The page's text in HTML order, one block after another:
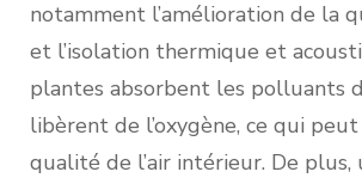
notamment l’amélioration de la
et l’isolation thermique et
plantes absorbent les polluants
libèrent de l’oxygène, ce qui
qualité de l’air intérieur. De plus,